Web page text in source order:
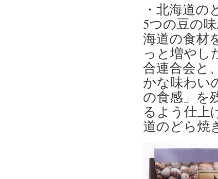
・北海道の
5つの豆の
海道の食材
っと増やし
合連合会と
かな味わい
の食感」を
るよう仕上
道のどら焼